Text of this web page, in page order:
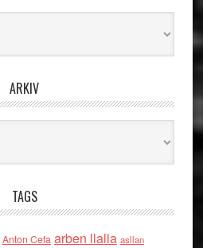
ARKIV
TAGS
Anton Cefa arben llalla asllan